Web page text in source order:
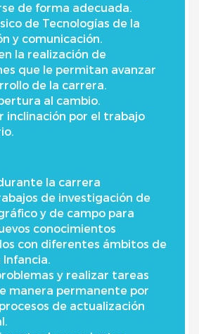
de forma adecuada.
de Tecnologías de la
y comunicación.
la realización de
que le permitan avanzar
de la carrera.
al cambio.
inclinación por el trabajo
la carrera
de investigación de
y de campo para
conocimientos
con diferentes ámbitos de
y realizar tareas
manera permanente por
de actualización